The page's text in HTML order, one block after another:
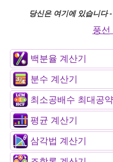
당신은 여기에 있습니다-
풍선
백분율 계산기
분수 계산기
최소공배수 최대공
평균 계산기
삼각법 계산기